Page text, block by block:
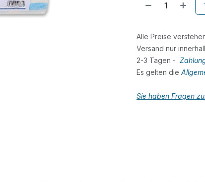
Alle Preise
Versand nur
2-3 Tagen -
Es gelten die
Sie haben Fragen